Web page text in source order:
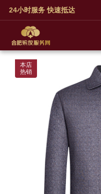
24小时服务 快速抵达
本店
热销